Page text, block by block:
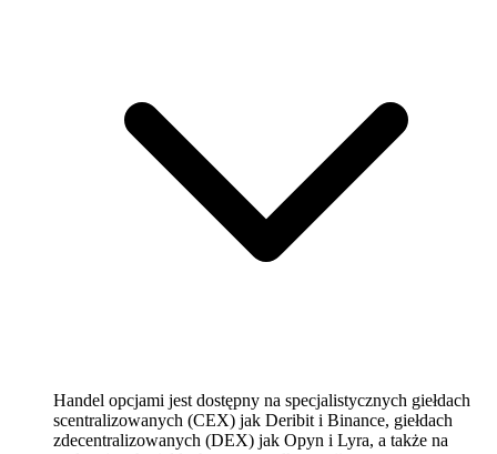
Handel opcjami jest dostępny na specjalistycznych giełdach
scentralizowanych (CEX) jak Deribit i Binance, giełdach
zdecentralizowanych (DEX) jak Opyn i Lyra, a także na